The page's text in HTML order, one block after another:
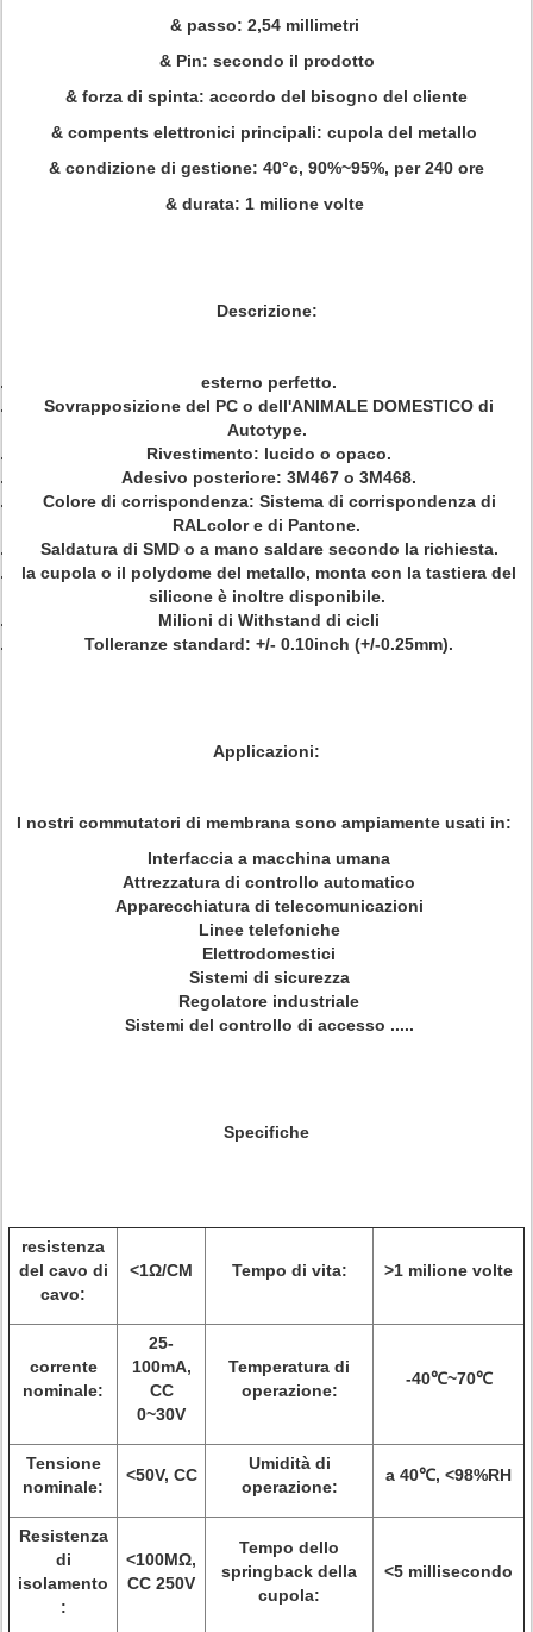
& passo: 2,54 millimetri
& Pin: secondo il prodotto
& forza di spinta: accordo del bisogno del cliente
& compents elettronici principali: cupola del metallo
& condizione di gestione: 40°c, 90%~95%, per 240 ore
& durata: 1 milione volte
Descrizione:
esterno perfetto.
Sovrapposizione del PC o dell'ANIMALE DOMESTICO di
Autotype.
Rivestimento: lucido o opaco.
Adesivo posteriore: 3M467 o 3M468.
Colore di corrispondenza: Sistema di corrispondenza di
RALcolor e di Pantone.
Saldatura di SMD o a mano saldare secondo la richiesta.
la cupola o il polydome del metallo, monta con la tastiera del
silicone è inoltre disponibile.
Milioni di Withstand di cicli
Tolleranze standard: +/- 0.10inch (+/-0.25mm).
Applicazioni:
I nostri commutatori di membrana sono ampiamente usati in:
Interfaccia a macchina umana
Attrezzatura di controllo automatico
Apparecchiatura di telecomunicazioni
Linee telefoniche
Elettrodomestici
Sistemi di sicurezza
Regolatore industriale
Sistemi del controllo di accesso .....
Specifiche
resistenza
del cavo di
cavo:
<1Ω/CM Tempo di vita: >1 milione volte
corrente
nominale:
25-
100mA,
CC
0~30V
Temperatura di
operazione:
-40℃~70℃
Tensione
nominale:
<50V, CC
Umidità di
operazione:
a 40℃, <98%RH
Resistenza
di
isolamento
:
<100MΩ,
CC 250V
Tempo dello
springback della
cupola:
<5 millisecondo